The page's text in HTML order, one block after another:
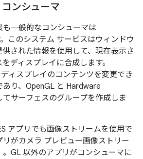
ンシューマ
一般的なコンシューマは
このシステム サービスはウィンドウ
された情報を使用して、現在表示さ
ディスプレイに合成します。
ィスプレイのコンテンツを変更でき
り、OpenGL と Hardware
サーフェスのグループを作成しま
アプリでも画像ストリームを使用で
がカメラ プレビュー画像ストリー
GL 以外のアプリがコンシューマに